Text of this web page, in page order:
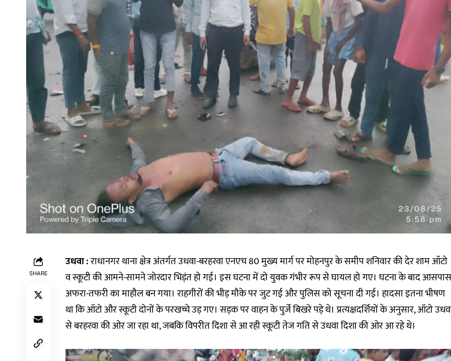
SHARE
उधवा :राधानगर थाना क्षेत्र अंतर्गत उधवा-बरहरवा एनएच 80 मुख्य मार्ग पर मोहनपुर के समीप शनिवार की देर शाम ऑटो
व स्कूटी की आमने-सामने जोरदार भिड़ंत हो गई। इस घटना में दो युवक गंभीर रूप से घायल हो गए। घटना के बाद आसपास
अफरा-तफरी का माहौल बन गया। राहगीरों की भीड़ मौके पर जुट गई और पुलिस को सूचना दी गई। हादसा इतना भीषण
था कि ऑटो और स्कूटी दोनों के परखच्चे उड़ गए। सड़क पर वाहन के पुर्जे बिखरे पड़े थे। प्रत्यक्षदर्शियों के अनुसार, ऑटो
से बरहरवा की ओर जा रहा था, जबकि विपरीत दिशा से आ रही स्कूटी तेज गति से उधवा दिशा की ओर आ रहे थे।